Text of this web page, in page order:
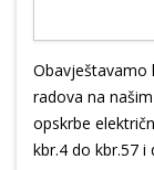
Obavještavamo
radova na
opskrbe
kbr.4 do kbr.57 i